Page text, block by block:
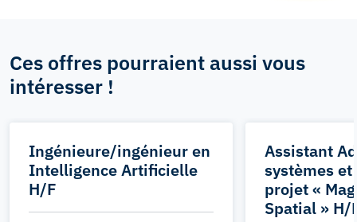
Ces offres pourraient aussi vous
intéresser !
Ingénieure/ingénieur en
Intelligence Artificielle
H/F
Assistant
systèmes
projet «
Spatial » H/